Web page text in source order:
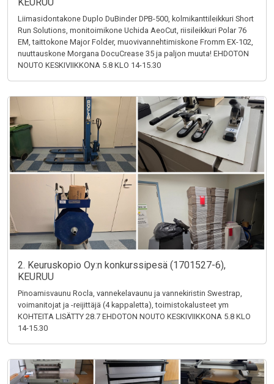
Liimasidontakone Duplo DuBinder DPB-500, kolmikanttileikkuri Short
Run Solutions, monitoimikone Uchida AeoCut, riisileikkuri Polar 76
EM, taittokone Major Folder, muovivannehtimiskone Fromm EX-102,
nuuttauskone Morgana DocuCrease 35 ja paljon muuta! EHDOTON
NOUTO KESKIVIIKKONA 5.8 KLO 14-15.30
2. Keuruskopio Oy:n konkurssipesä (1701527-6),
KEURUU
Pinoamisvaunu Rocla, vannekelavaunu ja vannekiristin Swestrap,
voimanitojat ja -reijittäjä (4 kappaletta), toimistokalusteet ym
KOHTEITA LISÄTTY 28.7 EHDOTON NOUTO KESKIVIIKKONA 5.8 KLO
14-15.30